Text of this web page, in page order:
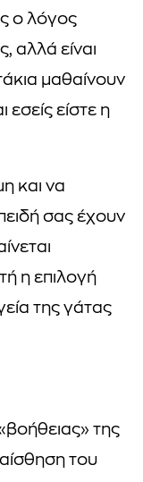
ο λόγος
αλλά είναι
μαθαίνουν
εσείς είστε η
και να
σας έχουν
η επιλογή
της γάτας
της
του